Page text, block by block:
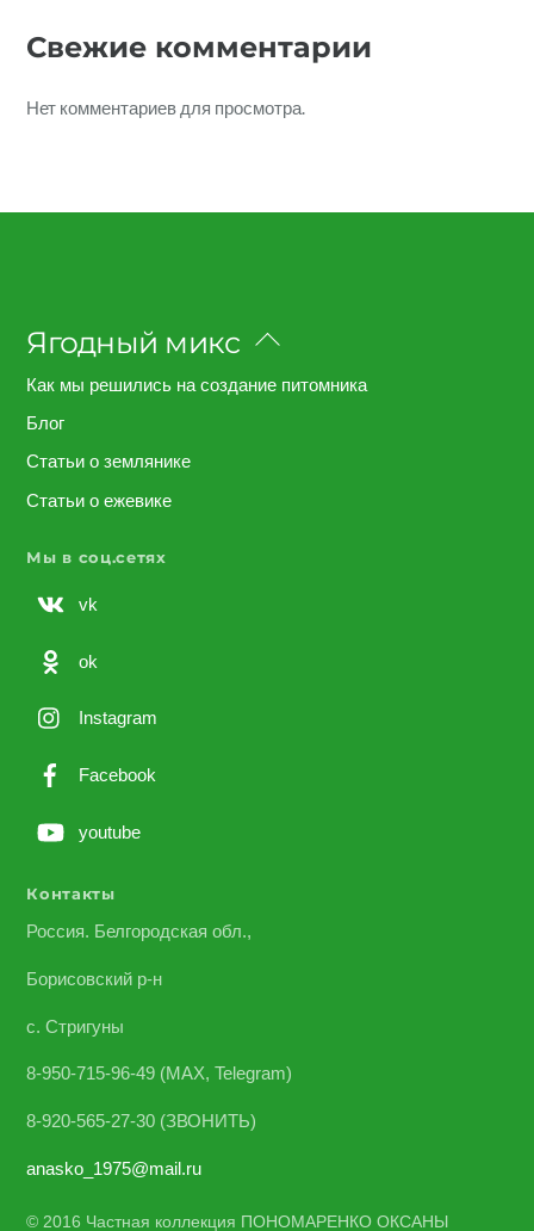
Свежие комментарии
Нет комментариев для просмотра.
Back
Top
Ягодный микс
Как мы решились на создание питомника
Блог
Статьи о землянике
Статьи о ежевике
Мы в соц.сетях
vk
ok
Instagram
Facebook
youtube
Контакты
Россия. Белгородская обл.,
Борисовский р-н
с. Стригуны
8-950-715-96-49 (MAX, Telegram)
8-920-565-27-30 (ЗВОНИТЬ)
anasko_1975@mail.ru
© 2016 Частная коллекция ПОНОМАРЕНКО ОКСАНЫ